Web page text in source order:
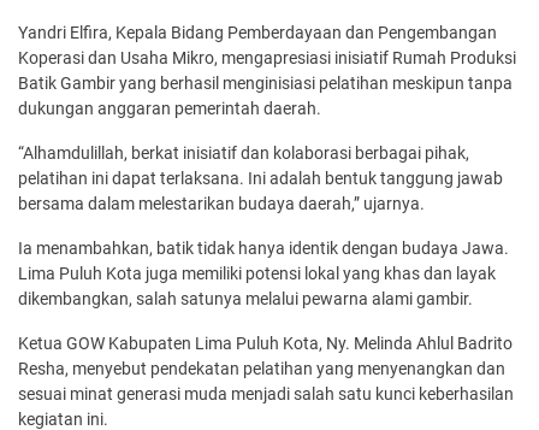
Yandri Elfira, Kepala Bidang Pemberdayaan dan Pengembangan
Koperasi dan Usaha Mikro, mengapresiasi inisiatif Rumah Produksi
Batik Gambir yang berhasil menginisiasi pelatihan meskipun tanpa
dukungan anggaran pemerintah daerah.
“Alhamdulillah, berkat inisiatif dan kolaborasi berbagai pihak,
pelatihan ini dapat terlaksana. Ini adalah bentuk tanggung jawab
bersama dalam melestarikan budaya daerah,” ujarnya.
Ia menambahkan, batik tidak hanya identik dengan budaya Jawa.
Lima Puluh Kota juga memiliki potensi lokal yang khas dan layak
dikembangkan, salah satunya melalui pewarna alami gambir.
Ketua GOW Kabupaten Lima Puluh Kota, Ny. Melinda Ahlul Badrito
Resha, menyebut pendekatan pelatihan yang menyenangkan dan
sesuai minat generasi muda menjadi salah satu kunci keberhasilan
kegiatan ini.